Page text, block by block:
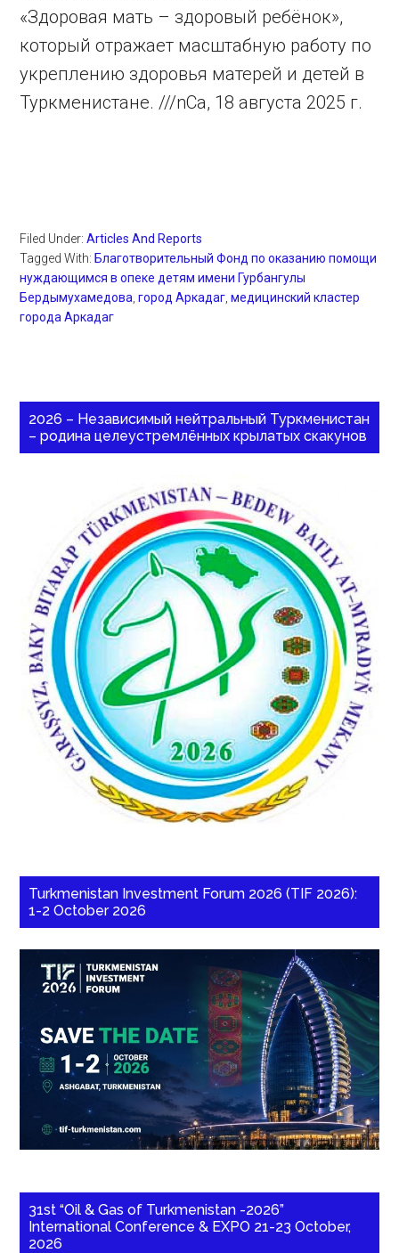
«Здоровая мать – здоровый ребёнок»,
который отражает масштабную работу по
укреплению здоровья матерей и детей в
Туркменистане. ///nCa, 18 августа 2025 г.
Filed Under:Articles And Reports
Tagged With: Благотворительный Фонд по оказанию помощи
нуждающимся в опеке детям имени Гурбангулы
Бердымухамедова ,город Аркадаг ,медицинский кластер
города Аркадаг
2026 – Независимый нейтральный Туркменистан
– родина целеустремлённых крылатых скакунов
Turkmenistan Investment Forum 2026 (TIF 2026):
1-2 October 2026
31st “Oil & Gas of Turkmenistan -2026”
International Conference & EXPO 21-23 October,
2026